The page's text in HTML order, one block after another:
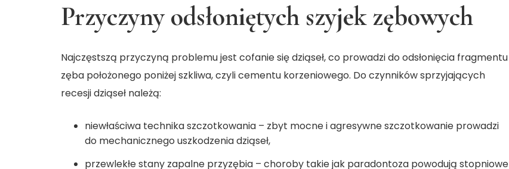
Przyczyny odsłoniętych szyjek zębowych
Najczęstszą przyczyną problemu jest cofanie się dziąseł, co prowadzi do odsłonięcia fragmentu
zęba położonego poniżej szkliwa, czyli cementu korzeniowego. Do czynników sprzyjających
recesji dziąseł należą:
niewłaściwa technika szczotkowania – zbyt mocne i agresywne szczotkowanie prowadzi
do mechanicznego uszkodzenia dziąseł,
przewlekłe stany zapalne przyzębia – choroby takie jak paradontoza powodują stopniowe